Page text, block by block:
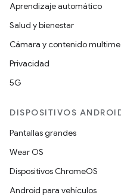
Aprendizaje automático
Salud y bienestar
Cámara y contenido
Privacidad
5G
DISPOSITIVOS
Pantallas grandes
Wear OS
Dispositivos ChromeOS
Android para vehículos